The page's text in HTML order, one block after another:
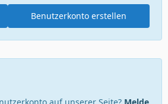
Benutzerkonto erstellen